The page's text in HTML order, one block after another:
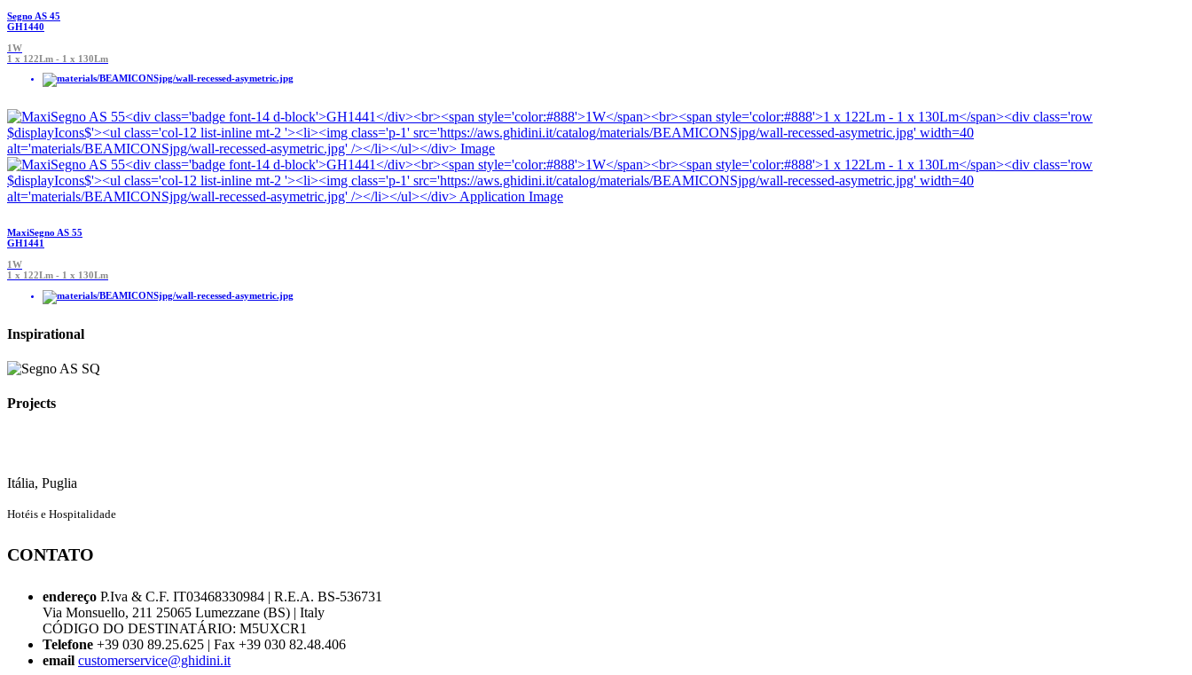
Segno AS 45
GH1440
1W
1 x 122Lm - 1 x 130Lm
MaxiSegno AS 55
GH1441
1W
1 x 122Lm - 1 x 130Lm
Inspirational
Projects
Itália, Puglia
Hotéis e Hospitalidade
CONTATO
endereço P.Iva & C.F. IT03468330984 | R.E.A. BS-536731
Via Monsuello, 211 25065 Lumezzane (BS) | Italy
CÓDIGO DO DESTINATÁRIO: M5UXCR1
Telefone +39 030 89.25.625 | Fax +39 030 82.48.406
email customerservice@ghidini.it